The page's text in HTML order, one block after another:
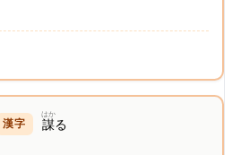
謀
はか
る